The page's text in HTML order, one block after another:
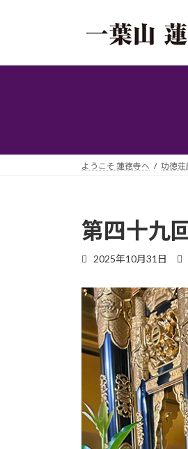
プ
動
ようこそ 蓮徳寺へ 功徳荘
第四十九
2025年10月31日